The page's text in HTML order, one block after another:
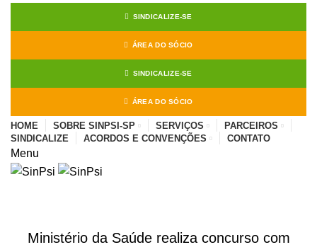
SINDICALIZE-SE
ÁREA DO SÓCIO
SINDICALIZE-SE
ÁREA DO SÓCIO
HOME SOBRE SINPSI-SP SERVIÇOS
PARCEIROS
SINDICALIZE
ACORDOS E CONVENÇÕES CONTATO
Menu
Ministério da Saúde realiza concurso com